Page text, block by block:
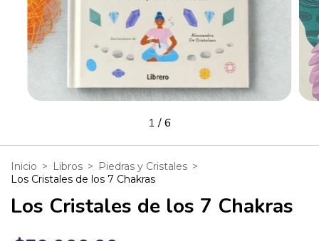
1/6
Inicio > Libros > Piedras y Cristales >
Los Cristales de los 7 Chakras
Los Cristales de los 7 Chakras